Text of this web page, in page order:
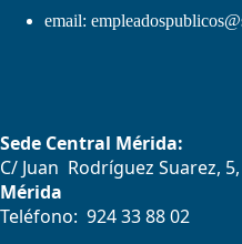
email:
Sede Central Mérida:
C/ Juan Rodríguez Suarez,
Mérida
Teléfono: 924 33 88 02